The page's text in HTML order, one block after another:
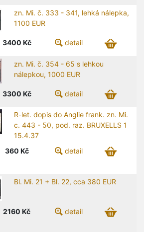
zn. Mi. č. 333 - 341, lehká nálepka,
1100 EUR
3400 Kč detail
zn. Mi. č. 354 - 65 s lehkou
nálepkou, 1000 EUR
3300 Kč detail
R-let. dopis do Anglie frank. zn. Mi.
c. 443 - 50, pod. raz. BRUXELLS 1
15.4.37
360 Kč detail
Bl. Mi. 21 + Bl. 22, cca 380 EUR
2160 Kč detail